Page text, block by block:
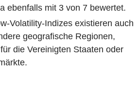
ebenfalls mit 3 von 7 bewertet.
Volatility-Indizes existieren auch
geografische Regionen,
die Vereinigten Staaten oder